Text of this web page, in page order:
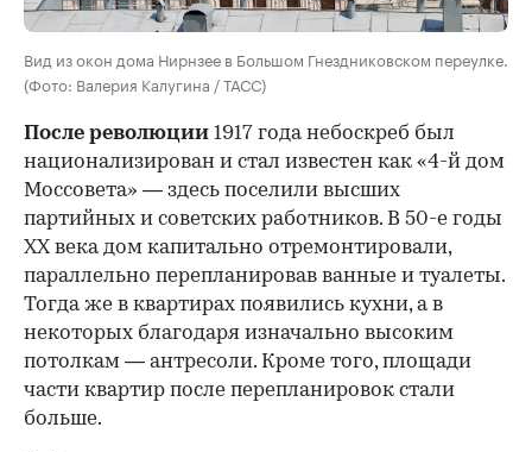
Вид из окон дома Нирнзее в Большом Гнездниковском переулке.
(Фото: Валерия Калугина / ТАСС)
После революции 1917 года небоскреб был
национализирован и стал известен как «4-й дом
Моссовета» — здесь поселили высших
партийных и советских работников. В 50-е годы
ХХ века дом капитально отремонтировали,
параллельно перепланировав ванные и туалеты.
Тогда же в квартирах появились кухни, а в
некоторых благодаря изначально высоким
потолкам — антресоли. Кроме того, площади
части квартир после перепланировок стали
больше.